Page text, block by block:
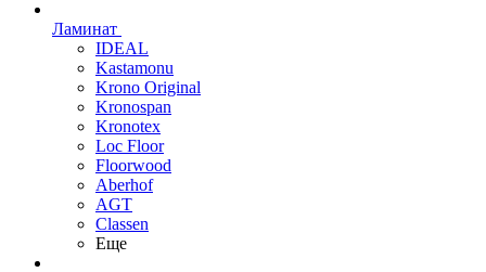
Ламинат
IDEAL
Kastamonu
Krono Original
Kronospan
Kronotex
Loc Floor
Floorwood
Aberhof
AGT
Classen
Еще